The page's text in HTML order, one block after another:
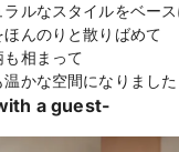
ルなスタイルをベー
んのりと散りばめて
相まって
かな空間になりました
a guest-